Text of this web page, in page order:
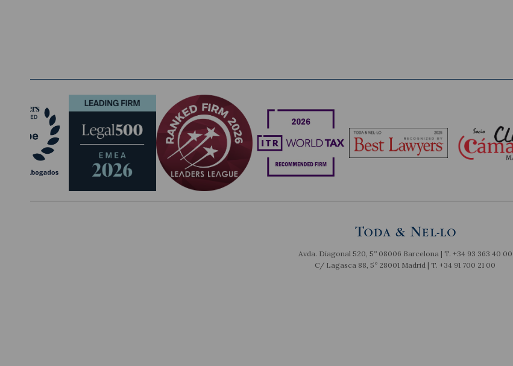
Avda. Diagonal 520, 5º 08006 Barcelona | T. +34 93 363 40 00
C/ Lagasca 88, 5º 28001 Madrid | T. +34 91 700 21 00